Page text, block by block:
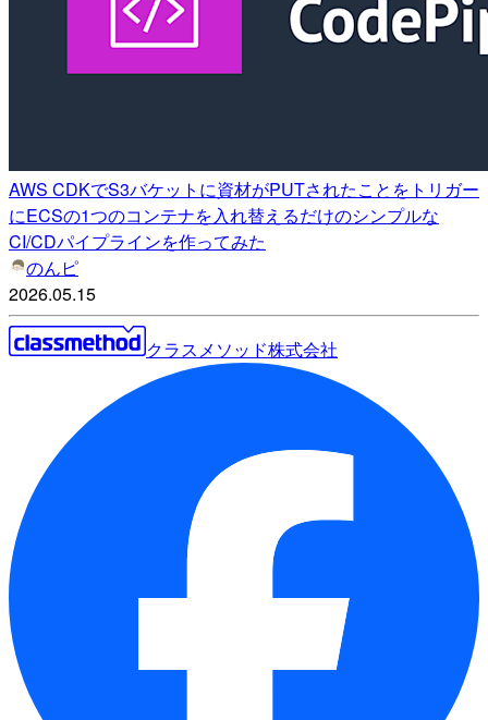
AWS CDKでS3バケットに資材がPUTされたことをトリガー
にECSの1つのコンテナを入れ替えるだけのシンプルな
CI/CDパイプラインを作ってみた
のんピ
2026.05.15
クラスメソッド株式会社